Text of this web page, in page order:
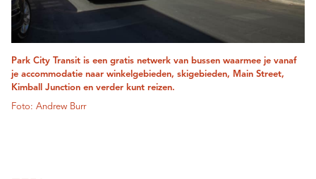
Park City Transit is een gratis netwerk van bussen waarmee je vanaf
je accommodatie naar winkelgebieden, skigebieden, Main Street,
Kimball Junction en verder kunt reizen.
Foto: Andrew Burr